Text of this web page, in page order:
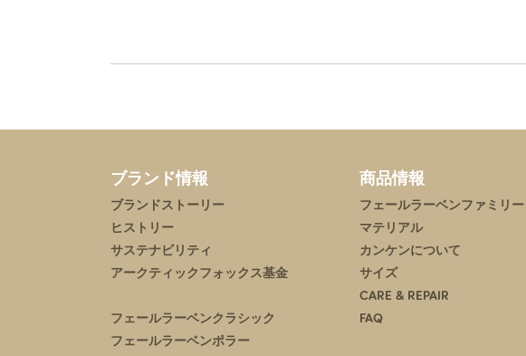
ブランド情報
ブランドストーリー
ヒストリー
サステナビリティ
アークティックフォックス基金
フェールラーベンクラシック
フェールラーベンポラー
商品情報
フェールラーベンファミリー
マテリアル
カンケンについて
サイズ
CARE & REPAIR
FAQ